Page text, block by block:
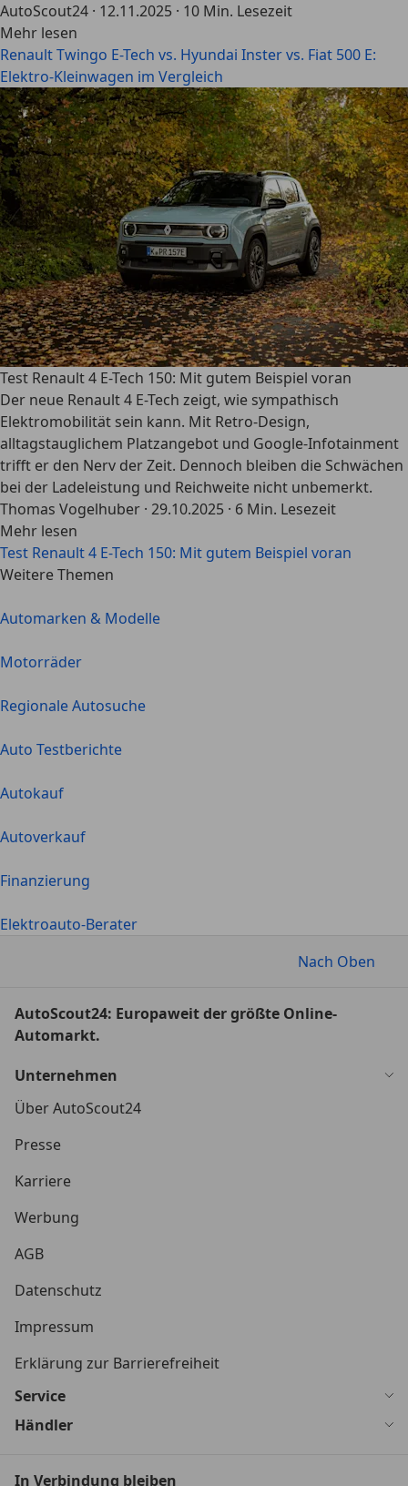
AutoScout24 · 12.11.2025 · 10 Min. Lesezeit
Mehr lesen
Renault Twingo E-Tech vs. Hyundai Inster vs. Fiat 500 E:
Elektro-Kleinwagen im Vergleich
Test Renault 4 E-Tech 150: Mit gutem Beispiel voran
Der neue Renault 4 E-Tech zeigt, wie sympathisch
Elektromobilität sein kann. Mit Retro-Design,
alltagstauglichem Platzangebot und Google-Infotainment
trifft er den Nerv der Zeit. Dennoch bleiben die Schwächen
bei der Ladeleistung und Reichweite nicht unbemerkt.
Thomas Vogelhuber · 29.10.2025 · 6 Min. Lesezeit
Mehr lesen
Test Renault 4 E-Tech 150: Mit gutem Beispiel voran
Weitere Themen
Automarken & Modelle
Motorräder
Regionale Autosuche
Auto Testberichte
Autokauf
Autoverkauf
Finanzierung
Elektroauto-Berater
Nach Oben
AutoScout24: Europaweit der größte Online-
Automarkt.
Unternehmen
Über AutoScout24
Presse
Karriere
Werbung
AGB
Datenschutz
Impressum
Erklärung zur Barrierefreiheit
Service
Händler
In Verbindung bleiben